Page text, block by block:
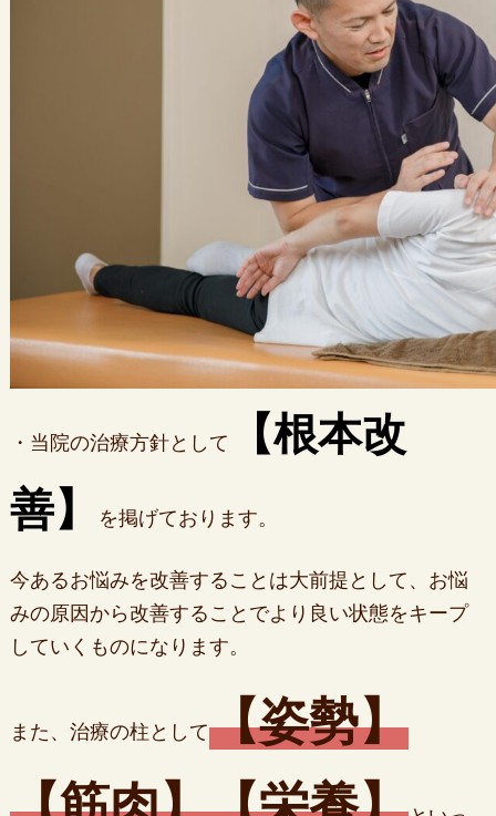
・当院の治療方針として
【根本改
善】
を掲げております。
今あるお悩みを改善することは大前提として、お悩
みの原因から改善することでより良い状態をキープ
していくものになります。
また、治療の柱として【姿勢】